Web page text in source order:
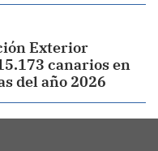
Exterior
canarios en
del año 2026